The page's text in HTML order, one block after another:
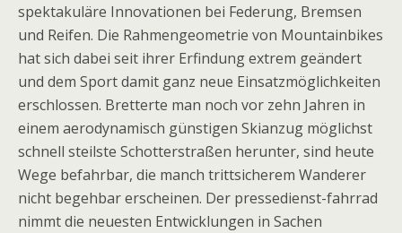
spektakuläre Innovationen bei Federung, Bremsen
und Reifen. Die Rahmengeometrie von Mountainbikes
hat sich dabei seit ihrer Erfindung extrem geändert
und dem Sport damit ganz neue Einsatzmöglichkeiten
erschlossen. Bretterte man noch vor zehn Jahren in
einem aerodynamisch günstigen Skianzug möglichst
schnell steilste Schotterstraßen herunter, sind heute
Wege befahrbar, die manch trittsicherem Wanderer
nicht begehbar erscheinen. Der pressedienst-fahrrad
nimmt die neuesten Entwicklungen in Sachen